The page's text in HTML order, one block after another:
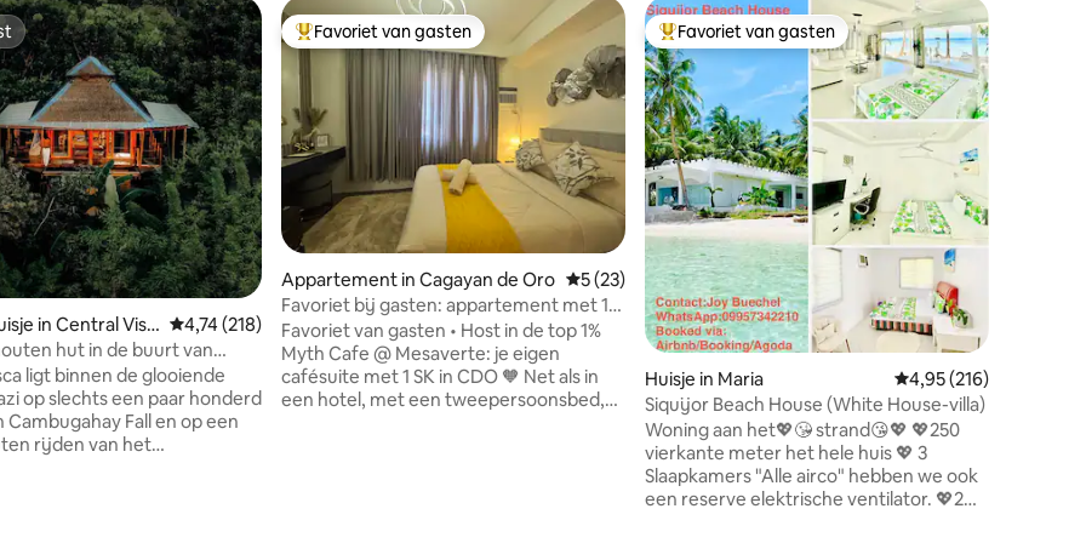
van 4,96 uit 5, 83 recensies
in Central Visa
Gemiddelde beoordeling van 4,74 uit 5, 218 recensies
4,74 (218)
hut in de buurt van
Falls met keuken
ligt binnen de glooiende
op slechts een paar honderd
Cambugahay Fall en op een
rijden van het
Topfavoriet van gasten
Favoriet van gasten
Appartement in Cagayan de Oro Gemiddelde beoordeling van 5 uit 5, 23 recensies
5 (23)
Favoriet bij gasten: appartement met 1
SK, zwembad, fitnessruimte en uitzicht
op zee
Favoriet van gasten • Host in de top 1%
Myth Cafe @ Mesaverte: je eigen
cafésuite met 1 SK in CDO 🧡 Net als in
een hotel, met een tweepersoonsbed,
Topfavoriet van gasten
Favoriet van gasten
Huisje in Maria Gemiddelde
4,95 (216)
Siquijor Beach House (White House-villa)
Woning aan het💖😘 strand😘💖 💖250
vierkante meter het hele huis 💖 3
Slaapkamers "Alle airco" hebben we ook
een reserve elektrische ventilator. 💖2